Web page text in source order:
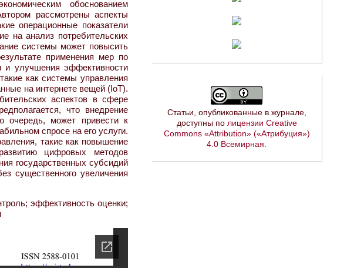
обоснованием
рассмотрены аспекты
операционные показатели
на анализ потребительских
системы может повысить
применения мер по
и улучшения эффективности
как системы управления
на интернете вещей (IoT).
аспектов в сфере
что внедрение
очередь, может привести к
спросе на его услуги.
такие как повышение
цифровых методов
государственных субсидий
существенного увеличения
эффективность оценки;
Статьи, опубликованные в журнале,
доступны по лицензии Creative
Commons «Attribution» («Атрибуция»)
4.0 Всемирная